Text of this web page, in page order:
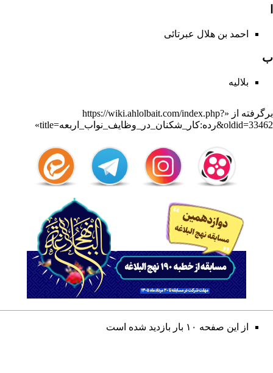
احمد بن هلال عبرتائی
ب
بلالیه
برگرفته از «https://wiki.ahlolbait.com/index.php?
title=رده:کار_شکنان_در_وظایف_نواب_اربعه&oldid=33462
»
از این صفحه ۱۰ بار بازدید شده است